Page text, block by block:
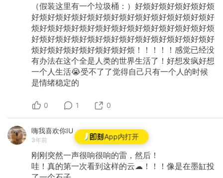
App内打开
（假装这里有一个垃圾桶：）好烦好烦好烦好烦好烦
好烦好烦好烦好烦好烦好烦好烦好烦好烦好烦好烦好
烦好烦好烦好烦好烦好烦好烦好烦好烦好烦好烦好烦
好烦好烦好烦好烦好烦好烦好烦好烦好烦好烦好烦好
烦好烦好烦好烦好烦好烦好烦！！！！！感觉已经没
有办法在这个全是人类的世界生活了！好想发疯好想
一个人生活😭受不了了觉得自己只有一个人的时候
是情绪稳定的
0 1 0
嗨我喜欢你IU
3年前
刚刚突然一声很响很响的雷，然后！
哇！真的第一次看到这样的云☁！！！像是在墨缸投